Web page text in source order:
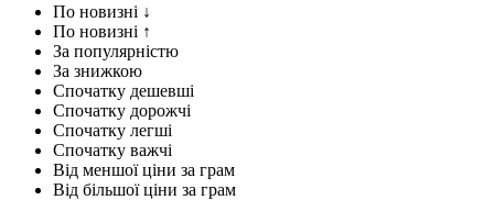
По новизні ↓
По новизні ↑
За популярністю
За знижкою
Спочатку дешевші
Спочатку дорожчі
Спочатку легші
Спочатку важчі
Від меншої ціни за грам
Від більшої ціни за грам